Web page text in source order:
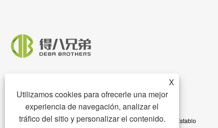
Copyright © 2023 Qingdao DEBA Brother Machinery Co., Ltd. - Establo
X
Utilizamos cookies para ofrecerle una mejor
experiencia de navegación, analizar el
tráfico del sitio y personalizar el contenido.